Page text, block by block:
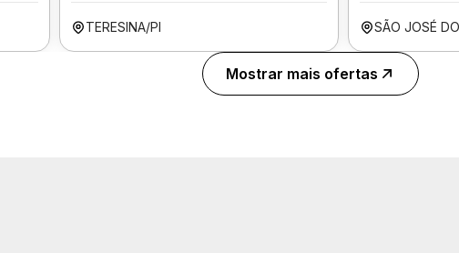
TERESINA/PI SÃO JOSÉ
Mostrar mais ofertas